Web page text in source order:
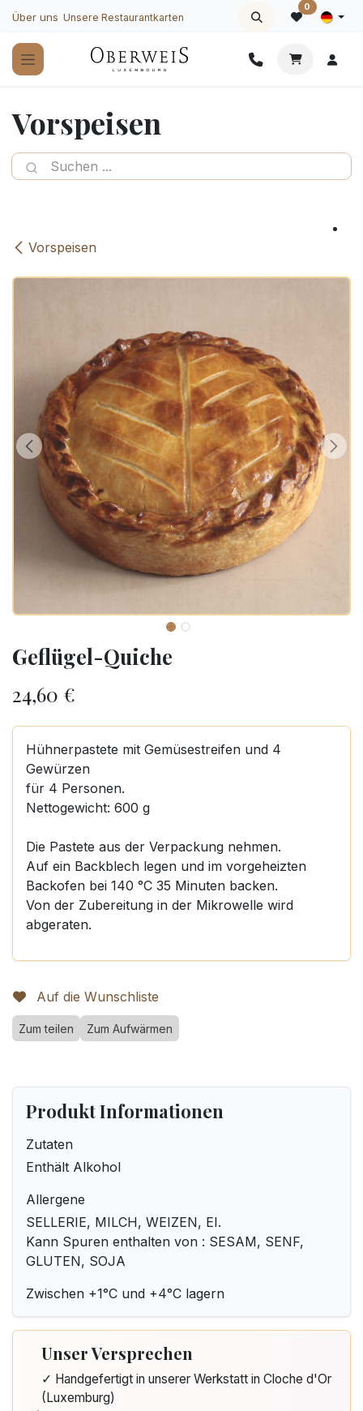
Zum Inhalt springen
Über uns Unsere Restaurantkarten
0
Vorspeisen
Vorspeisen
Geflügel-Quiche
24,60 €
Hühnerpastete mit Gemüsestreifen und 4
Gewürzen
für 4 Personen.
Nettogewicht: 600 g
Die Pastete aus der Verpackung nehmen.
Auf ein Backblech legen und im vorgeheizten
Backofen bei 140 °C 35 Minuten backen.
Von der Zubereitung in der Mikrowelle wird
abgeraten.
Auf die Wunschliste
Zum teilen Zum Aufwärmen
Produkt Informationen
Zutaten
Enthält Alkohol
Allergene
SELLERIE, MILCH, WEIZEN, EI.
Kann Spuren enthalten von : SESAM, SENF,
GLUTEN, SOJA
Zwischen +1°C und +4°C lagern
Unser Versprechen
✓ Handgefertigt in unserer Werkstatt in Cloche d'Or
(Luxemburg)